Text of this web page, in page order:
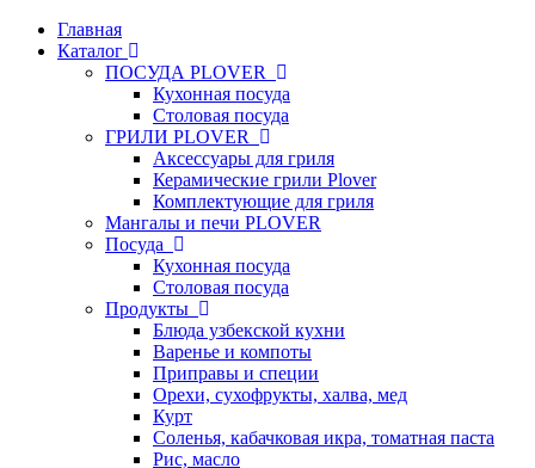
Главная
Каталог
ПОСУДА PLOVER
Кухонная посуда
Столовая посуда
ГРИЛИ PLOVER
Аксессуары для гриля
Керамические грили Plover
Комплектующие для гриля
Мангалы и печи PLOVER
Посуда
Кухонная посуда
Столовая посуда
Продукты
Блюда узбекской кухни
Варенье и компоты
Приправы и специи
Орехи, сухофрукты, халва, мед
Курт
Соленья, кабачковая икра, томатная паста
Рис, масло